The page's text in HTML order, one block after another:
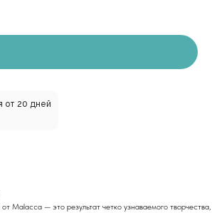
от 20 дней
Malacca — это результат четко узнаваемого творчества,